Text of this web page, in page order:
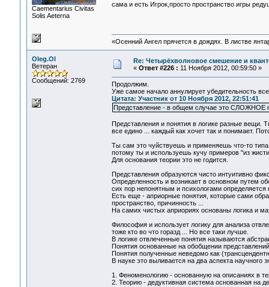
Сaementarius Civitas
Solis Aeterna
сама и есть Игрок,просто пространство игры
«Осенний Ангел прячется в дождях. В листве
Oleg.Ol
Ветеран
Сообщений: 2769
Re: Четырёхволновое смешение и
« Ответ #226 : 11 Ноября 2012, 00:59:50 »
Продолжим.
Уже самое начало аннулирует убедительность
Цитата: Участник от 10 Ноября 2012, 22:51:41
Представление - в общем случае это СЛОЖНОЕ
Представления и понятия в логике разные вещи.
все едино ... каждый как хочет так и понимает.
Ты сам это чуйствуешь и применяешь что-то
потому ты и используешь кучу примеров "из
Для основания теории это не годится.
Представления образуются чисто интуитивно
Определенность и возникает в основном путем
сих пор непонятным и психологами
Есть еще - априорные понятия, которые сами
пространство, причинность ...
На самих чистых априориях основаны логика и
Философия и использует логику для анализа
тоже кто во что горазд ... Но все таки лучше.
В логике отвлеченные понятия называются
Понятия основанные на обобщении
Понятия полученные неведомо как
В науке это выливается на два аспекта научного
1. Феноменологию - основанную на описаниях в
2. Теорию - дедуктивная система основанная на